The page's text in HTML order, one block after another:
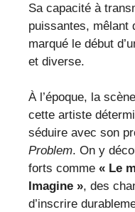
Sa capacité à
puissantes, mêlant
marqué le début
et diverse.
À l’époque, la
cette artiste
séduire avec son
Problem. On y
forts comme « Le
Imagine », des
d’inscrire